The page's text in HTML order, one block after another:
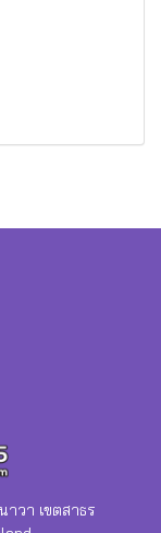
วา เขตสาธร